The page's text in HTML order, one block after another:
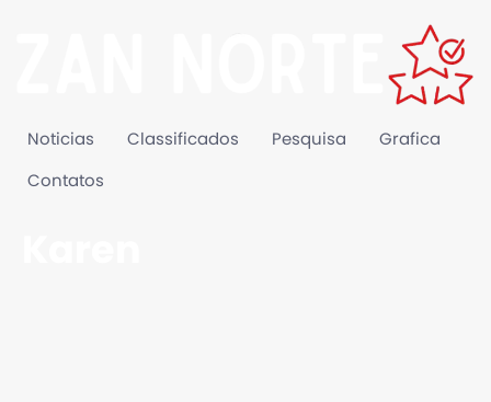
Noticias Classificados Pesquisa Grafica
Contatos